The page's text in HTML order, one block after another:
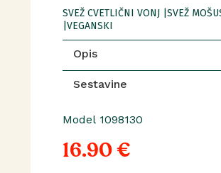
SVEŽ CVETLIČNI VONJ |SVEŽ
|VEGANSKI
Opis
Sestavine
Model 1098130
16.90 €